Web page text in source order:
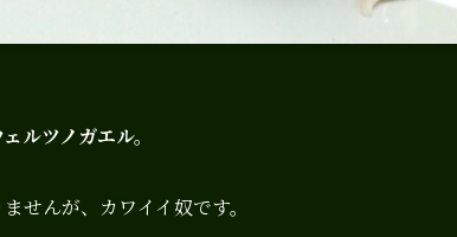
ルツノガエル。
せんが、カワイイ奴です。